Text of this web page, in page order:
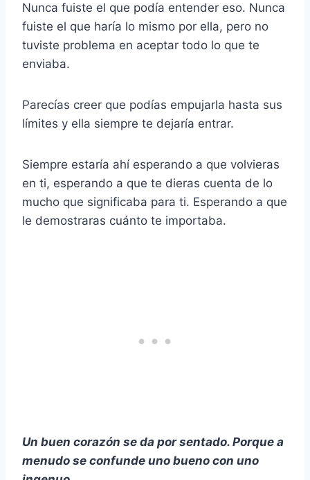
Nunca fuiste el que podía entender eso. Nunca
fuiste el que haría lo mismo por ella, pero no
tuviste problema en aceptar todo lo que te
enviaba.
Parecías creer que podías empujarla hasta sus
límites y ella siempre te dejaría entrar.
Siempre estaría ahí esperando a que volvieras
en ti, esperando a que te dieras cuenta de lo
mucho que significaba para ti. Esperando a que
le demostraras cuánto te importaba.
Un buen corazón se da por sentado. Porque a
menudo se confunde uno bueno con uno